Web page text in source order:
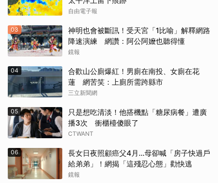
自由電子報
03
神明也會被斷訊！受天宮「1比喻」解釋網路
降速演練 網讚：阿公阿嬤也聽得懂
鏡報
04
合歡山公廁爆紅！男廁在南投、女廁在花
蓮 網苦笑：上廁所需跨縣市
三立新聞網
05
只是想吃清淡！他搭機點「糖尿病餐」遭廣
播3次 衝櫃檯傻眼了
CTWANT
06
長女日夜照顧癌父4月…母卻喊「房子快過戶
給弟弟」！網揭「這殘忍心態」勸快逃
鏡報